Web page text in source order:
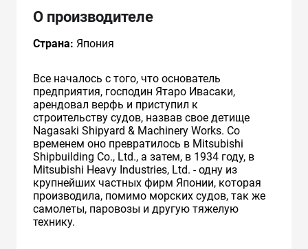
О производителе
Страна: Япония
Все началось с того, что основатель
предприятия, господин Ятаро Ивасаки,
арендовал верфь и приступил к
строительству судов, назвав свое детище
Nagasaki Shipyard & Machinery Works. Со
временем оно превратилось в Mitsubishi
Shipbuilding Co., Ltd., а затем, в 1934 году, в
Mitsubishi Heavy Industries, Ltd. - одну из
крупнейших частных фирм Японии, которая
производила, помимо морских судов, так же
самолеты, паровозы и другую тяжелую
технику.